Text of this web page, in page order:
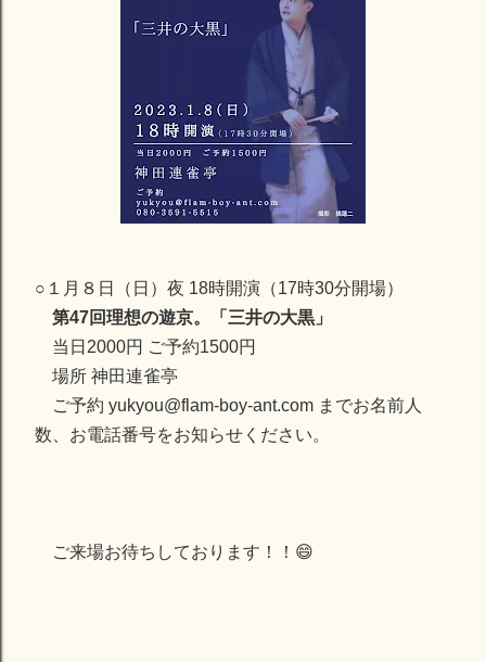
○１月８日（日）夜 18時開演（17時30分開場）
第47回理想の遊京。「三井の大黒」
当日2000円 ご予約1500円
場所 神田連雀亭
ご予約 yukyou@flam-boy-ant.com までお名前人
数、お電話番号をお知らせください。
ご来場お待ちしております！！😄